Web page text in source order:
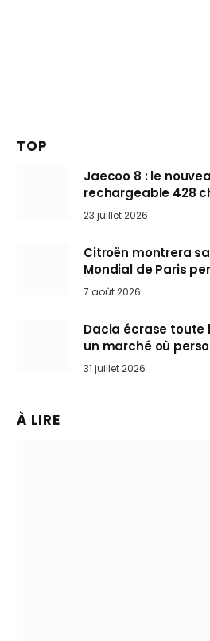
TOP
Jaecoo 8 : le
rechargeable 428
arrive en Europe cet
23 juillet 2026
Citroën montrera
Mondial de Paris
Mini désertent le
7 août 2026
Dacia écrase toute
un marché où
31 juillet 2026
À LIRE